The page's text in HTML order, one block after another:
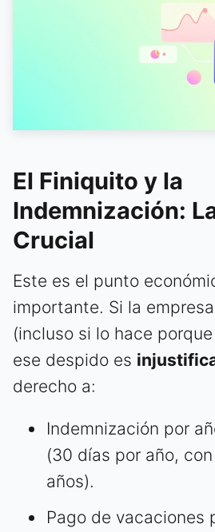
El Finiquito y la
Indemnización:
Crucial
Este es el punto
importante. Si la
(incluso si lo hace
ese despido es
derecho a:
Indemnización por
(30 días por año, con
años).
Pago de vacaciones